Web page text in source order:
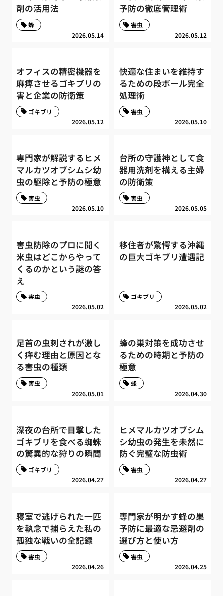
剤の活用法
2026.05.14
蜂
予防の徹底管理術
2026.05.12
害虫
オフィスの精密機器を
麻痺させるゴキブリの
害と企業の防衛策
2026.05.12
ゴキブリ
快適な住まいを維持す
るための段ボール完全
処理術
2026.05.10
害虫
専門家が解説するヒメ
マルカツオブシムシ幼
虫の駆除と予防の極意
2026.05.10
害虫
台所の守護神として食
器用洗剤を構える主婦
の防衛策
2026.05.05
害虫
害虫防除のプロに聞く
米虫はどこからやって
くるのかという謎の答
え
2026.05.02
害虫
移住者が驚愕する沖縄
の巨大ゴキブリ遭遇記
2026.05.02
ゴキブリ
足首の虫刺されが激し
く痒む理由と原因とな
る害虫の種類
2026.05.01
害虫
蜂の巣対策を成功させ
るための時期と予防の
極意
2026.04.30
蜂
深夜の台所で目撃した
ゴキブリを食べる蜘蛛
の驚異的な狩りの瞬間
2026.04.27
ゴキブリ
ヒメマルカツオブシム
シ幼虫の発生を未然に
防ぐ完璧な防虫術
2026.04.27
害虫
寝室で逃げられた一匹
を執念で捕らえた私の
孤独な戦いの全記録
2026.04.26
害虫
専門家が明かす蜂の巣
予防に最適な忌避剤の
選び方と使い方
2026.04.25
害虫